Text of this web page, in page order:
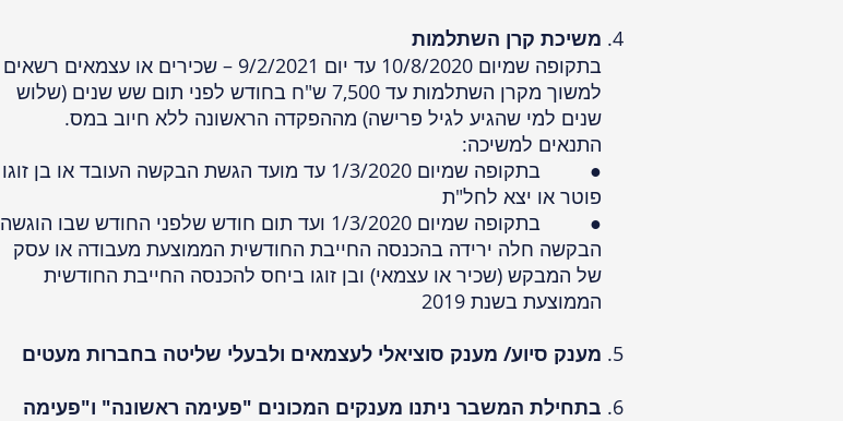
משיכת קרן השתלמות
בתקופה שמיום 10/8/2020 עד יום 9/2/2021 – שכירים או עצמאים רשאים
למשוך מקרן השתלמות עד 7,500 ש"ח בחודש לפני תום שש שנים (שלוש
שנים למי שהגיע לגיל פרישה) מההפקדה הראשונה ללא חיוב במס.
התנאים למשיכה:
● בתקופה שמיום 1/3/2020 עד מועד הגשת הבקשה העובד או בן זוגו
פוטר או יצא לחל"ת
● בתקופה שמיום 1/3/2020 ועד תום חודש שלפני החודש שבו הוגשה
הבקשה חלה ירידה בהכנסה החייבת החודשית הממוצעת מעבודה או עסק
של המבקש (שכיר או עצמאי) ובן זוגו ביחס להכנסה החייבת החודשית
הממוצעת בשנת 2019
מענק סיוע/ מענק סוציאלי לעצמאים ולבעלי שליטה בחברות מעטים
בתחילת המשבר ניתנו מענקים המכונים "פעימה ראשונה" ו"פעימה